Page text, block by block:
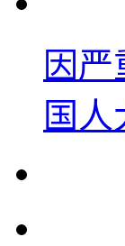
因
国人